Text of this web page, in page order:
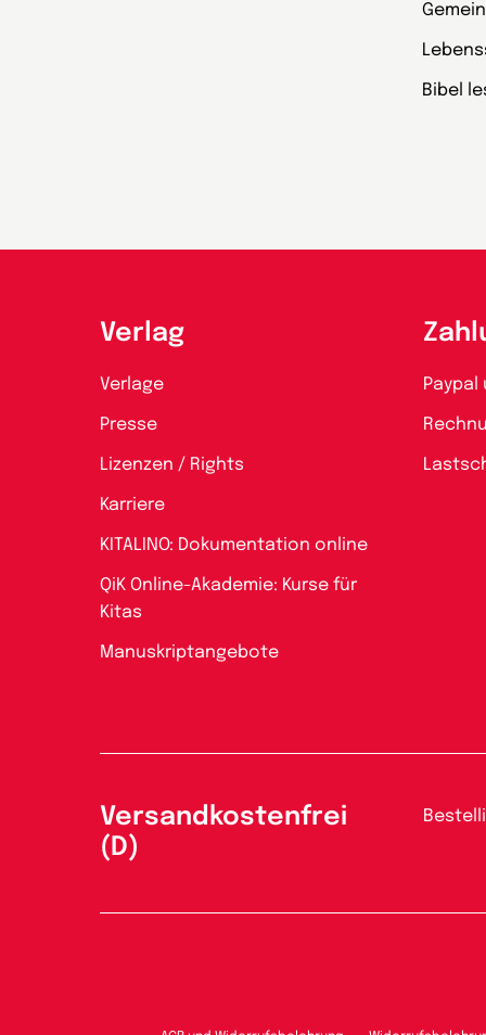
Bibel
Verlag
Verlage
Presse
Lizenzen / Rights
Karriere
KITALINO: Dokumentation online
QiK Online-Akademie: Kurse für
Kitas
Manuskriptangebote
Versandkostenfrei
(D)